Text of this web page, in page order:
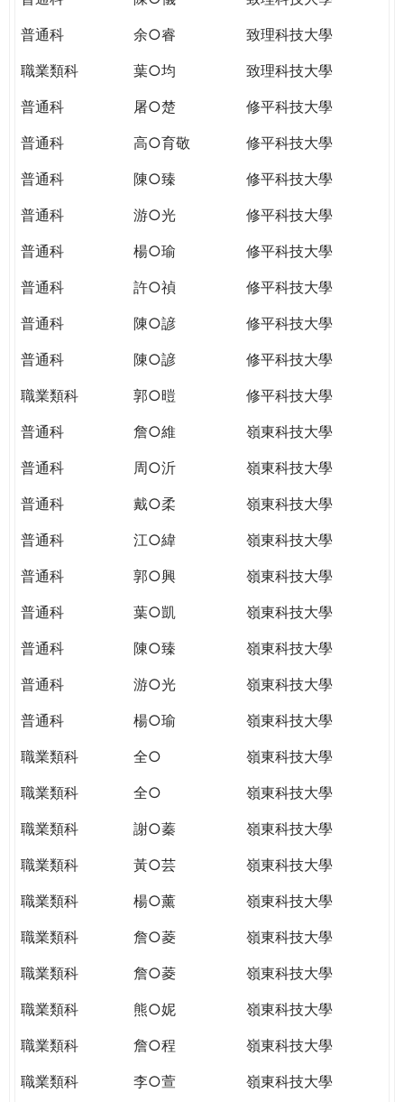
普通科
余○睿
致理科技大學
職業類科
葉○均
致理科技大學
普通科
屠○楚
修平科技大學
普通科
高○育敬
修平科技大學
普通科
陳○臻
修平科技大學
普通科
游○光
修平科技大學
普通科
楊○瑜
修平科技大學
普通科
許○禎
修平科技大學
普通科
陳○諺
修平科技大學
普通科
陳○諺
修平科技大學
職業類科
郭○暟
修平科技大學
普通科
詹○維
嶺東科技大學
普通科
周○沂
嶺東科技大學
普通科
戴○柔
嶺東科技大學
普通科
江○緯
嶺東科技大學
普通科
郭○興
嶺東科技大學
普通科
葉○凱
嶺東科技大學
普通科
陳○臻
嶺東科技大學
普通科
游○光
嶺東科技大學
普通科
楊○瑜
嶺東科技大學
職業類科
全○
嶺東科技大學
職業類科
全○
嶺東科技大學
職業類科
謝○蓁
嶺東科技大學
職業類科
黃○芸
嶺東科技大學
職業類科
楊○薰
嶺東科技大學
職業類科
詹○菱
嶺東科技大學
職業類科
詹○菱
嶺東科技大學
職業類科
熊○妮
嶺東科技大學
職業類科
詹○程
嶺東科技大學
職業類科
李○萱
嶺東科技大學